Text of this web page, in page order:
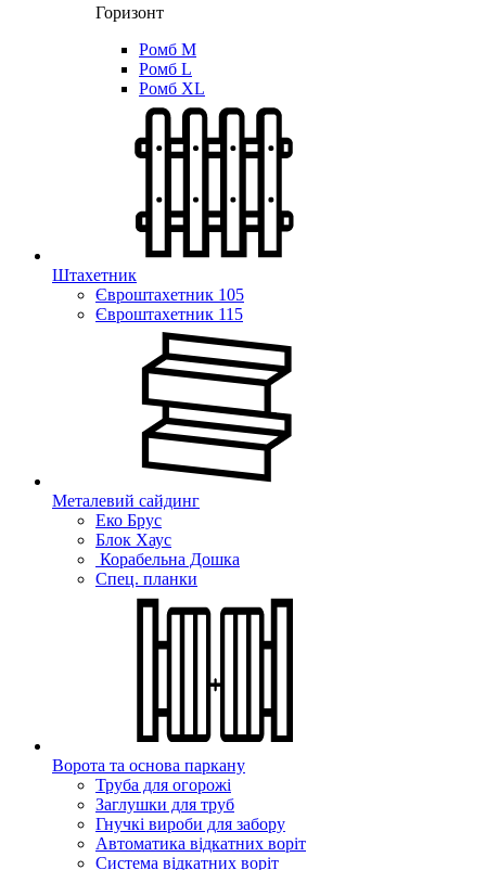
Горизонт
Ромб M
Ромб L
Ромб XL
Штахетник
Євроштахетник 105
Євроштахетник 115
Металевий сайдинг
Еко Брус
Блок Хаус
Корабельна Дошка
Спец. планки
Ворота та основа паркану
Труба для огорожі
Заглушки для труб
Гнучкі вироби для забору
Автоматика відкатних воріт
Система відкатних воріт